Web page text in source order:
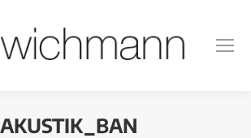
AKUSTIK_BAN